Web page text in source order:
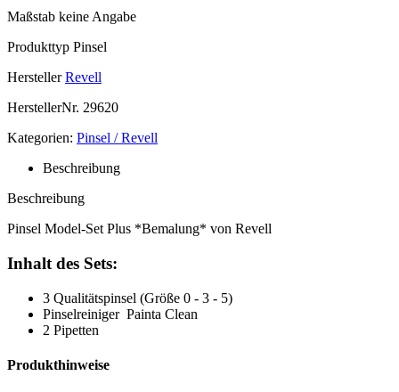
Maßstab keine Angabe
Produkttyp Pinsel
Hersteller Revell
HerstellerNr. 29620
Kategorien: Pinsel / Revell
Beschreibung
Beschreibung
Pinsel Model-Set Plus *Bemalung* von Revell
Inhalt des Sets:
3 Qualitätspinsel (Größe 0 - 3 - 5)
Pinselreiniger Painta Clean
2 Pipetten
Produkthinweise